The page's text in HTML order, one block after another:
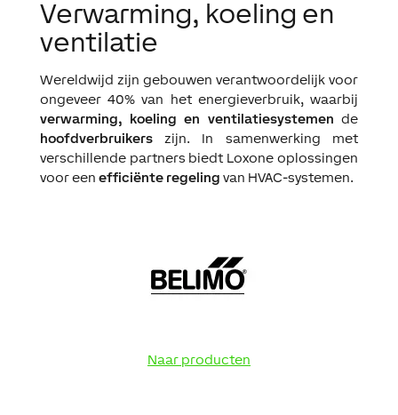
Verwarming, koeling en
ventilatie
Wereldwijd zijn gebouwen verantwoordelijk voor
ongeveer 40% van het energieverbruik, waarbij
verwarming, koeling en ventilatiesystemen de
hoofdverbruikerszijn. In samenwerking met
verschillende partners biedt Loxone oplossingen
voor een efficiënte regeling van HVAC-systemen.
Naar producten